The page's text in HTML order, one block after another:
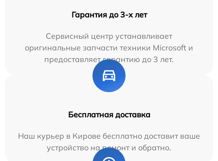
Гарантия до 3-х лет
Сервисный центр устанавливает
оригинальные запчасти техники Microsoft и
предоставляет гарантию до 3 лет.
Бесплатная доставка
Наш курьер в Кирове бесплатно доставит ваше
устройство на ремонт и обратно.